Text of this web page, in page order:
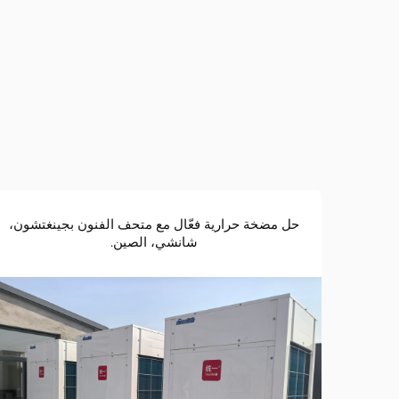
حل مضخة حرارية فعّال مع متحف الفنون بجينغتشون،
شانشي، الصين.